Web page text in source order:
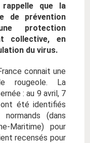
rappelle que la
de prévention
protection
collective, en
du virus.
connait une
rougeole. La
: au 9 avril, 7
été identifiés
(dans
Maritime) pour
recensés pour